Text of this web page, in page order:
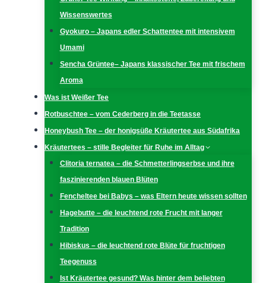
Wissenswertes
Gyokuro – Japans edler Schattentee mit intensivem
Umami
Sencha Grüntee– Japans klassischer Tee mit frischem
Aroma
Was ist Weißer Tee
Rotbuschtee – vom Cederberg in die Teetasse
Honeybush Tee – der honigsüße Kräutertee aus Südafrika
Kräutertees – stille Begleiter für Ruhe im Alltag
Clitoria ternatea – die Schmetterlingserbse und ihre
faszinierenden blauen Blüten
Fencheltee bei Babys – was Eltern heute wissen sollten
Hagebutte – die leuchtend rote Frucht mit langer
Tradition
Hibiskus – die leuchtend rote Blüte für fruchtigen
Teegenuss
Ist Kräutertee gesund? Was hinter dem beliebten